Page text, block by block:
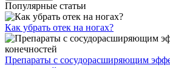
Популярные статьи
Как убрать отек на ногах?
Препараты с сосудорасширяющим